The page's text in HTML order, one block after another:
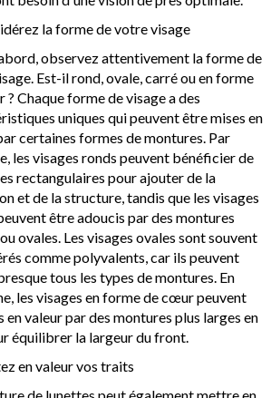
la forme de votre visage
observez attentivement la forme de
Est-il rond, ovale, carré ou en forme
Chaque forme de visage a des
uniques qui peuvent être mises en
certaines formes de montures. Par
les visages ronds peuvent bénéficier de
rectangulaires pour ajouter de la
et de la structure, tandis que les visages
être adoucis par des montures
ovales. Les visages ovales sont souvent
comme polyvalents, car ils peuvent
tous les types de montures. En
les visages en forme de cœur peuvent
en valeur par des montures plus larges en
équilibrer la largeur du front.
en valeur vos traits